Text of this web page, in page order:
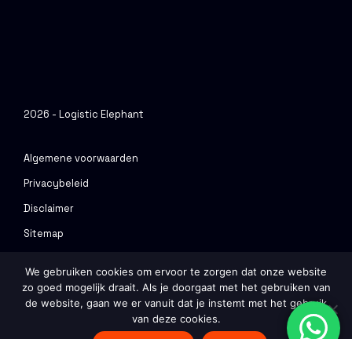
2026 - Logistic Elephant
Algemene voorwaarden
Privacybeleid
Disclaimer
Sitemap
Ontwerp & RealisatieWebvriend
We gebruiken cookies om ervoor te zorgen dat onze website
zo goed mogelijk draait. Als je doorgaat met het gebruiken van
de website, gaan we er vanuit dat je instemt met het gebruik
van deze cookies.